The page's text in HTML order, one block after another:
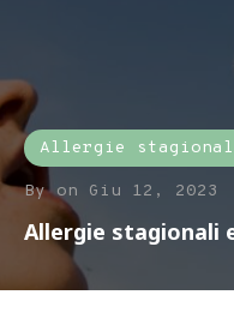
Allergie
Byon Giu 12, 2023
Allergie stagionali